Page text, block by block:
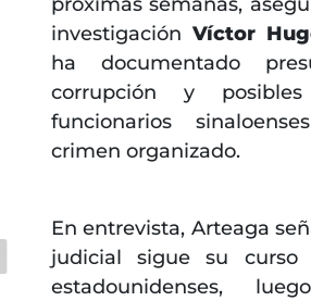
investigaciónVíctor
ha documentado
corrupción y
funcionarios
crimen organizado.
En entrevista, Arteaga
judicial sigue su curso
estadounidenses,